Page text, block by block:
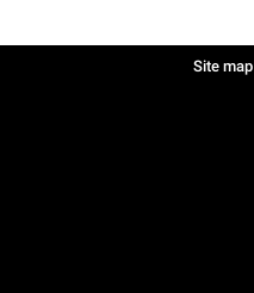
Site map